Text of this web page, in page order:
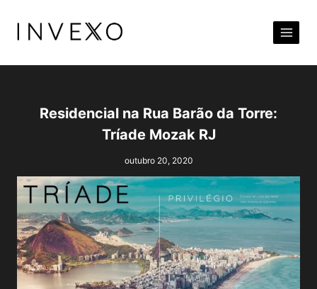
para
Conteúdo
Residencial na Rua Barão da Torre:
Tríade Mozak RJ
outubro 20, 2020